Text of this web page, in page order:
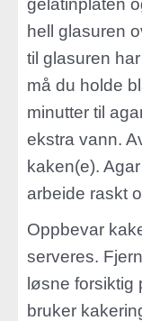
gelatinplaten
hell glasuren
til glasuren
må du holde
minutter til
ekstra vann.
kaken(e).
arbeide raskt
Oppbevar
serveres.
løsne forsiktig
bruker